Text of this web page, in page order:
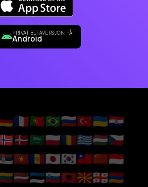
PRIVAT BETAVERSJON PÅ
Android
🇫🇷🇵🇹🇧🇷🇷🇺🇹🇷🇺🇦🇭🇷
🇩🇰🇸🇦🇵🇱🇷🇴🇬🇷🇭🇺🇨🇿
🇻🇳🇦🇩🇯🇵🇰🇷🇹🇼🇨🇳🇮🇩
🇱🇻🇪🇪🇸🇮🇦🇱🇲🇰🇬🇪🇦🇲